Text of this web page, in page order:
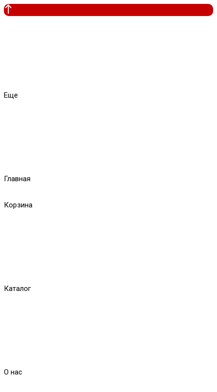
Еще
Главная
Корзина
Каталог
О нас